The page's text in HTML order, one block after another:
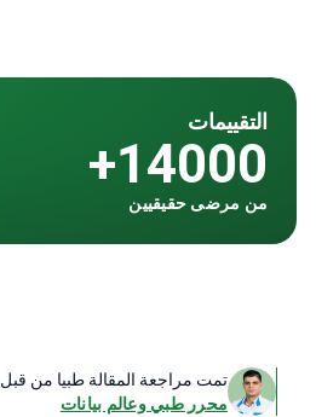
تمت مراجعة المقالة طبيا من قبل
محرر طبي وعالم بيانات
التقييمات
14000+
من مرضى حقيقيين